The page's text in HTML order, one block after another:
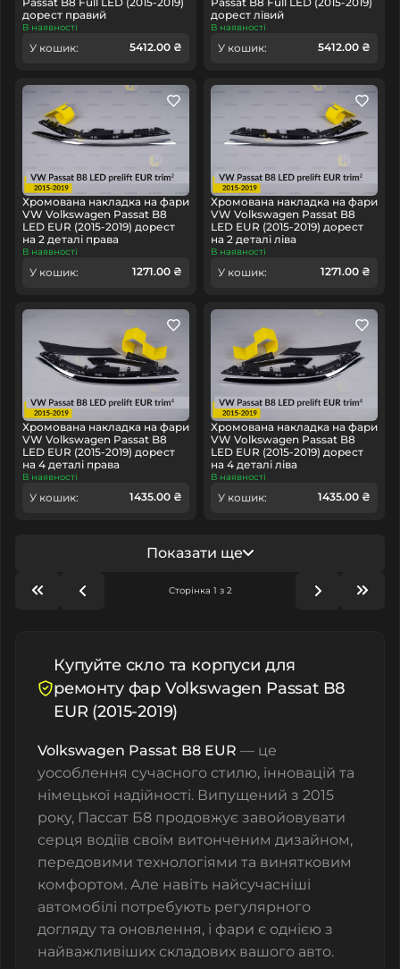
дорест правий
В наявності
У кошик: 5412.00 ₴
дорест лівий
В наявності
У кошик: 5412.00 ₴
Хромована накладка на фари
VW Volkswagen Passat B8
LED EUR (2015-2019) дорест
на 2 деталі права
В наявності
У кошик: 1271.00 ₴
Хромована накладка на фари
VW Volkswagen Passat B8
LED EUR (2015-2019) дорест
на 2 деталі ліва
В наявності
У кошик: 1271.00 ₴
Хромована накладка на фари
VW Volkswagen Passat B8
LED EUR (2015-2019) дорест
на 4 деталі права
В наявності
У кошик: 1435.00 ₴
Хромована накладка на фари
VW Volkswagen Passat B8
LED EUR (2015-2019) дорест
на 4 деталі ліва
В наявності
У кошик: 1435.00 ₴
Показати ще
Сторінка 1 з 2
Купуйте скло та корпуси для
ремонту фар Volkswagen Passat B8
EUR (2015-2019)
Volkswagen Passat B8 EUR — це
уособлення сучасного стилю, інновацій та
німецької надійності. Випущений з 2015
року, Пассат Б8 продовжує завойовувати
серця водіїв своїм витонченим дизайном,
передовими технологіями та винятковим
комфортом. Але навіть найсучасніші
автомобілі потребують регулярного
догляду та оновлення, і фари є однією з
найважливіших складових вашого авто.